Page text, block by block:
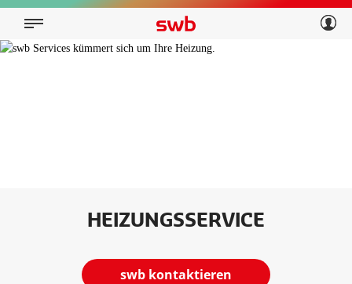
Privatkunden
Geschäftskunden
HEIZUNGSSERVICE
swb kontaktieren